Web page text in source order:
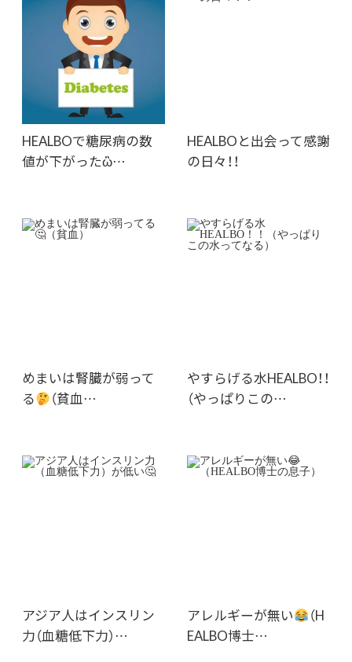
HEALBOで糖尿病の数
値が下がったὣ…
HEALBOと出会って感謝
の日々！！
めまいは腎臓が弱って
る
（貧血…
やすらげる水HEALBO！！
（やっぱりこの…
アジア人はインスリン
力（血糖低下力）…
アレルギーが無い
（H
EALBO博士…